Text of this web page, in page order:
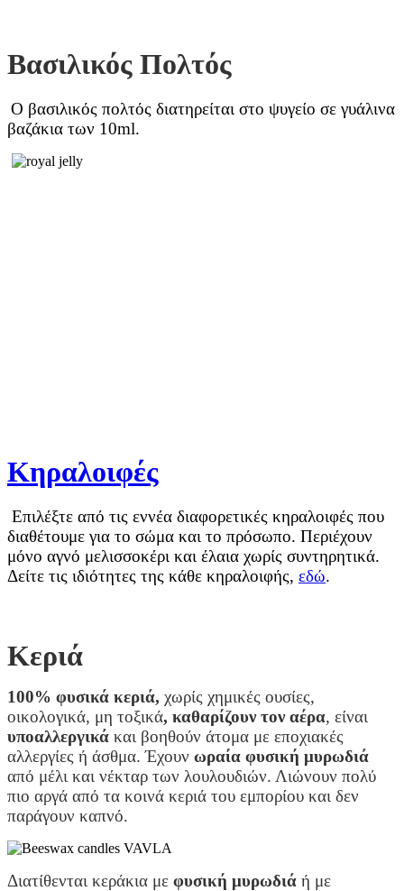
Βασιλικός Πολτός
Ο βασιλικός πολτός διατηρείται στο ψυγείο σε γυάλινα
βαζάκια των 10ml.
Κηραλοιφές
Επιλέξτε από τις εννέα διαφορετικές κηραλοιφές που
διαθέτουμε για το σώμα και το πρόσωπο. Περιέχουν
μόνο αγνό μελισσοκέρι και έλαια χωρίς συντηρητικά.
Δείτε τις ιδιότητες της κάθε κηραλοιφής, εδώ.
Κεριά
100% φυσικά κεριά, χωρίς χημικές ουσίες,
οικολογικά, μη τοξικά, καθαρίζουν τον αέρα, είναι
υποαλλεργικά και βοηθούν άτομα με εποχιακές
αλλεργίες ή άσθμα. Έχουν ωραία φυσική μυρωδιά
από μέλι και νέκταρ των λουλουδιών. Λιώνουν πολύ
πιο αργά από τα κοινά κεριά του εμπορίου και δεν
παράγουν καπνό.
Διατίθενται κεράκια με φυσική μυρωδιά ή με